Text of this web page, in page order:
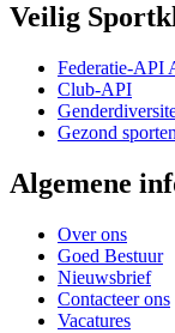
Veilig
Federatie-API
Club-API
Gezond sporten
Algemene
Over ons
Goed Bestuur
Nieuwsbrief
Contacteer ons
Vacatures